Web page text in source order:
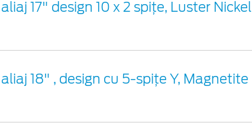
17" design 10 x 2 spițe, Luster Nickel
18" , design cu 5-spiţe Y, Magnetite